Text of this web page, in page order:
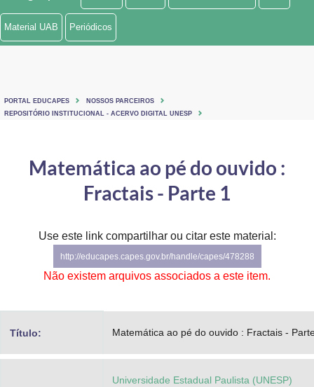
Ministério de Minas e Energia
Ministério do Turismo
Controladoria-Geral da União
Secretaria-Geral
Advocacia-Geral da União
Banco Central do Brasil
Material UAB Periódicos
PORTAL EDUCAPES
NOSSOS PARCEIROS
REPOSITÓRIO INSTITUCIONAL - ACERVO DIGITAL UNESP
Matemática ao pé do ouvido :
Fractais - Parte 1
Use este link compartilhar ou citar este material:
http://educapes.capes.gov.br/handle/capes/478288
Não existem arquivos associados a este item.
Título: Matemática ao pé do ouvido : Fractais -
Universidade Estadual Paulista (UNESP)